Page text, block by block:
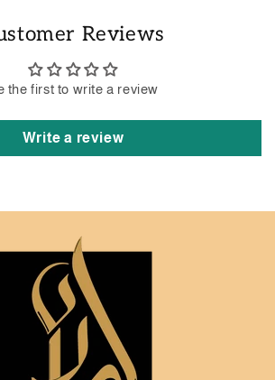
Reviews
the first to write a review
Write a review